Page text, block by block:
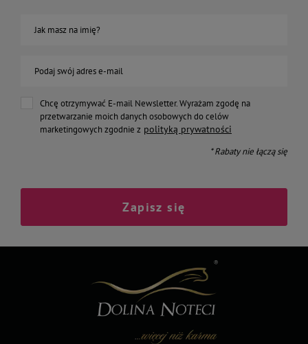
Jak masz na imię?
Podaj swój adres e-mail
Chcę otrzymywać E-mail Newsletter. Wyrażam zgodę na
przetwarzanie moich danych osobowych do celów
marketingowych zgodnie z polityką prywatności
* Rabaty nie łączą się
Zapisz się